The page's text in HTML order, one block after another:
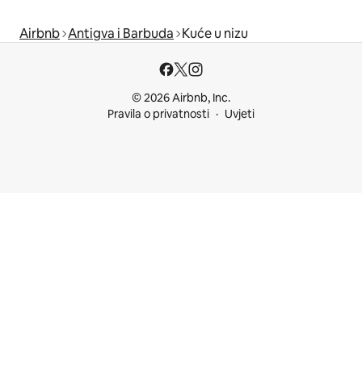
Airbnb Antigva i Barbuda Kuće u nizu
© 2026 Airbnb, Inc.
Pravila o privatnosti
Uvjeti